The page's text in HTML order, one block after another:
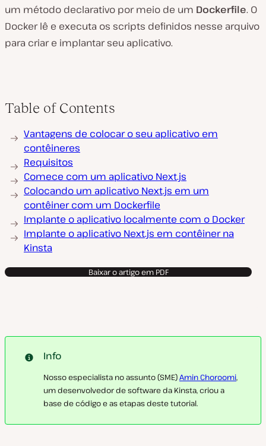
um método declarativo por meio de um Dockerfile. O
Docker lê e executa os scripts definidos nesse arquivo
para criar e implantar seu aplicativo.
Table of Contents
Vantagens de colocar o seu aplicativo em
contêineres
Requisitos
Comece com um aplicativo Next.js
Colocando um aplicativo Next.js em um
contêiner com um Dockerfile
Implante o aplicativo localmente com o Docker
Implante o aplicativo Next.js em contêiner na
Kinsta
Baixar o artigo em PDF
Info
Nosso especialista no assunto (SME)Amin Choroomi,
um desenvolvedor de software da Kinsta, criou a
base de código e as etapas deste tutorial.